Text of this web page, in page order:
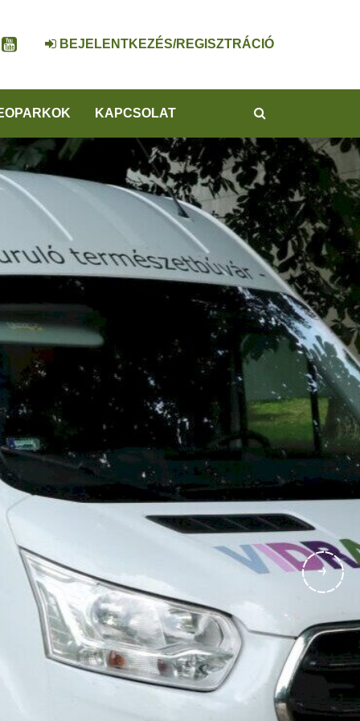
BEJELENTKEZÉS/REGISZTRÁCIÓ
KAPCSOLAT